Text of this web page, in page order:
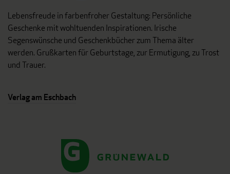
Lebensfreude in farbenfroher Gestaltung: Persönliche
Geschenke mit wohltuenden Inspirationen. Irische
Segenswünsche und Geschenkbücher zum Thema älter
werden. Grußkarten für Geburtstage, zur Ermutigung, zu Trost
und Trauer.
Verlag am Eschbach